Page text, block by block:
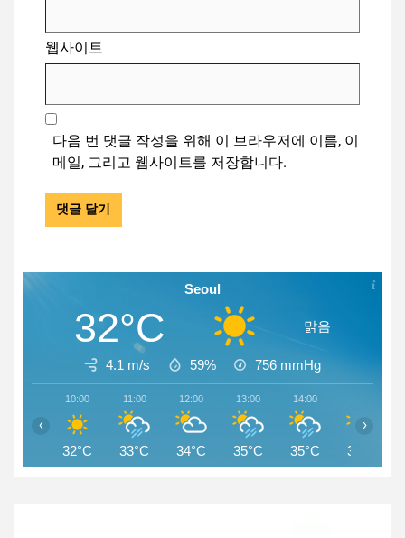
웹사이트
다음 번 댓글 작성을 위해 이 브라우저에 이름, 이
메일, 그리고 웹사이트를 저장합니다.
Seoul
32°C 맑음
4.1 m/s 59% 756 mmHg
10:00
32°C
11:00
33°C
12:00
34°C
13:00
35°C
14:00
35°C 32°C
‹ ›